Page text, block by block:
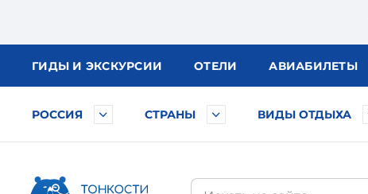
ГИДЫ И ЭКСКУРСИИ ОТЕЛИ АВИАБИЛЕТЫ
РОССИЯ СТРАНЫ ВИДЫ ОТДЫХА